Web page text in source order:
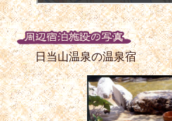
日当山温泉の温泉宿